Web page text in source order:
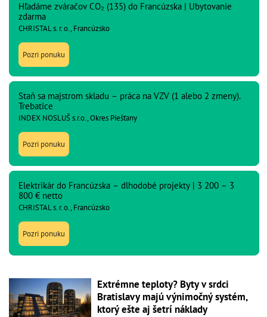
Hľadáme zváračov CO₂ (135) do Francúzska | Ubytovanie
zdarma
CHRISTAL s. r. o., Francúzsko
Pozri ponuku
Staň sa majstrom skladu – práca na VZV (1 alebo 2 zmeny).
Trebatice
INDEX NOSLUŠ s.r.o., Okres Piešťany
Pozri ponuku
Elektrikár do Francúzska – dlhodobé projekty | 3 200 – 3
800 € netto
CHRISTAL s. r. o., Francúzsko
Pozri ponuku
Extrémne teploty? Byty v srdci
Bratislavy majú výnimočný systém,
ktorý ešte aj šetrí náklady